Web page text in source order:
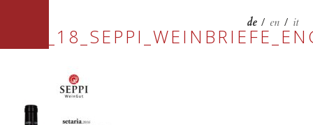
de / en / it